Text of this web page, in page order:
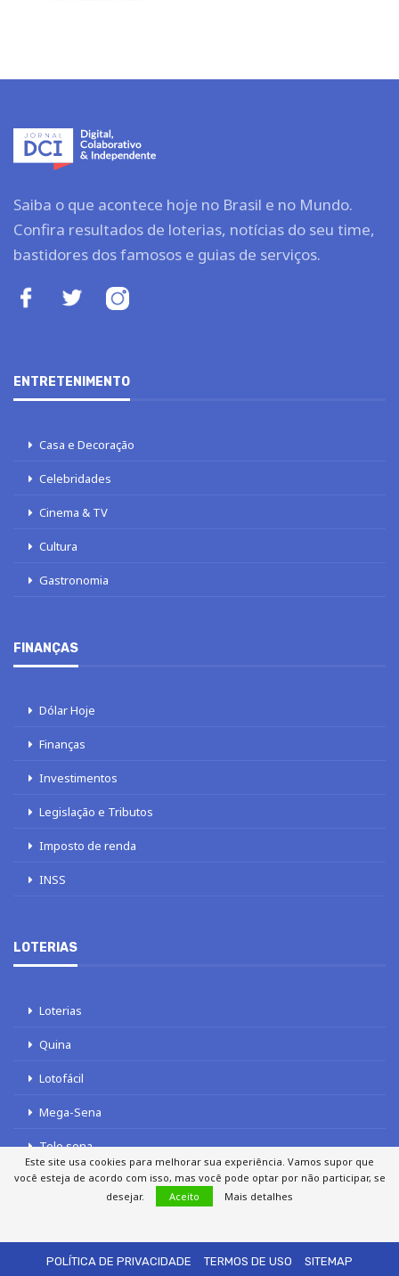
Saiba o que acontece hoje no Brasil e no Mundo.
Confira resultados de loterias, notícias do seu time,
bastidores dos famosos e guias de serviços.
ENTRETENIMENTO
Casa e Decoração
Celebridades
Cinema & TV
Cultura
Gastronomia
FINANÇAS
Dólar Hoje
Finanças
Investimentos
Legislação e Tributos
Imposto de renda
INSS
LOTERIAS
Loterias
Quina
Lotofácil
Mega-Sena
Tele sena
POLÍTICA DE PRIVACIDADE
TERMOS DE USO SITEMAP
Este site usa cookies para melhorar sua experiência. Vamos supor que
você esteja de acordo com isso, mas você pode optar por não participar, se
desejar.
Aceito Mais detalhes